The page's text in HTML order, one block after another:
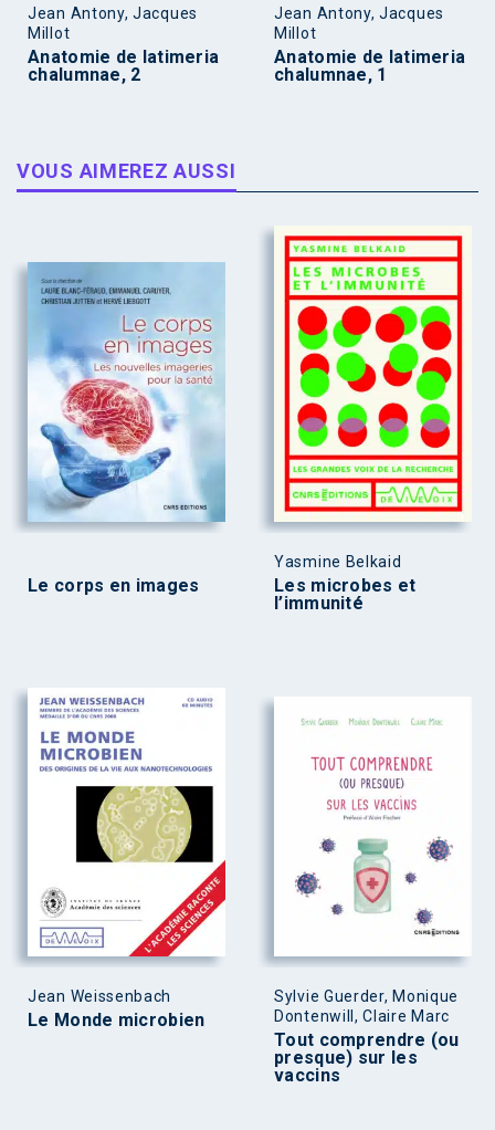
Jean Antony, Jacques
Millot
Anatomie de latimeria
chalumnae, 2
Jean Antony, Jacques
Millot
Anatomie de latimeria
chalumnae, 1
VOUS AIMEREZ AUSSI
Le corps en images
Yasmine Belkaid
Les microbes et
l’immunité
Jean Weissenbach
Le Monde microbien
Sylvie Guerder, Monique
Dontenwill, Claire Marc
Tout comprendre (ou
presque) sur les
vaccins